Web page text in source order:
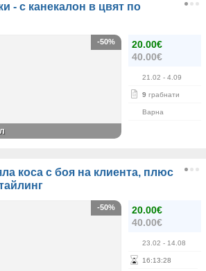
- с канекалон в цвят по
20.00€
40.00€
21.02 - 4.09
9 грабнати
Варна
-50%
коса с боя на клиента, плюс
20.00€
40.00€
23.02 - 14.08
16:13:28
-50%